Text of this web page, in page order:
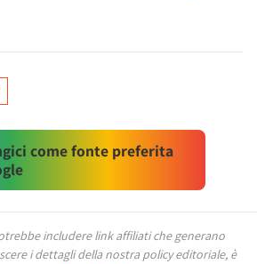
come fonte preferita
includere link affiliati che generano
i dettagli della nostra policy editoriale, è